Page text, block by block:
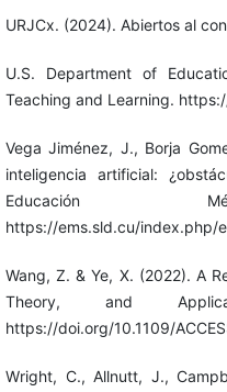
URJCx. (2024). Abiertos al
U.S. Department of
Teaching and Learning.
Vega Jiménez, J., Borja
inteligencia artificial:
Educación
https://ems.sld.cu/index.php/
Wang, Z. & Ye, X. (2022). A
Theory, and
https://doi.org/10.1109/
Wright, C., Allnutt, J.,